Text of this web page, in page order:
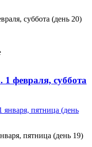
суббота (день 20)
февраля, суббота
пятница (день 19)